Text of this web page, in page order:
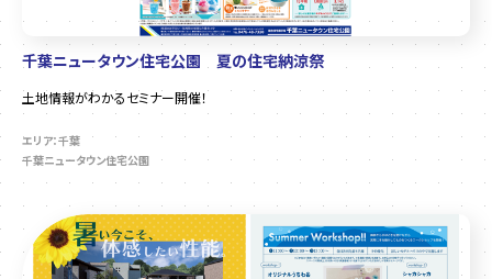
千葉ニュータウン住宅公園 夏の住宅納涼祭
土地情報がわかるセミナー開催！
エリア：千葉
千葉ニュータウン住宅公園